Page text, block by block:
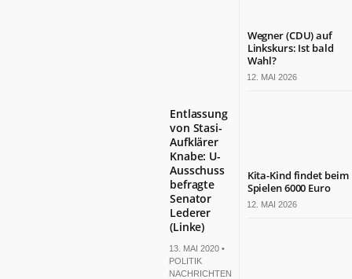
Entlassung
von Stasi-
Aufklärer
Knabe: U-
Ausschuss
befragte
Senator
Lederer
(Linke)
13. MAI 2020 •
POLITIK
NACHRICHTEN
Wegner (CDU) auf
Linkskurs: Ist bald
Wahl?
12. MAI 2026
Kita-Kind findet beim
Spielen 6000 Euro
12. MAI 2026